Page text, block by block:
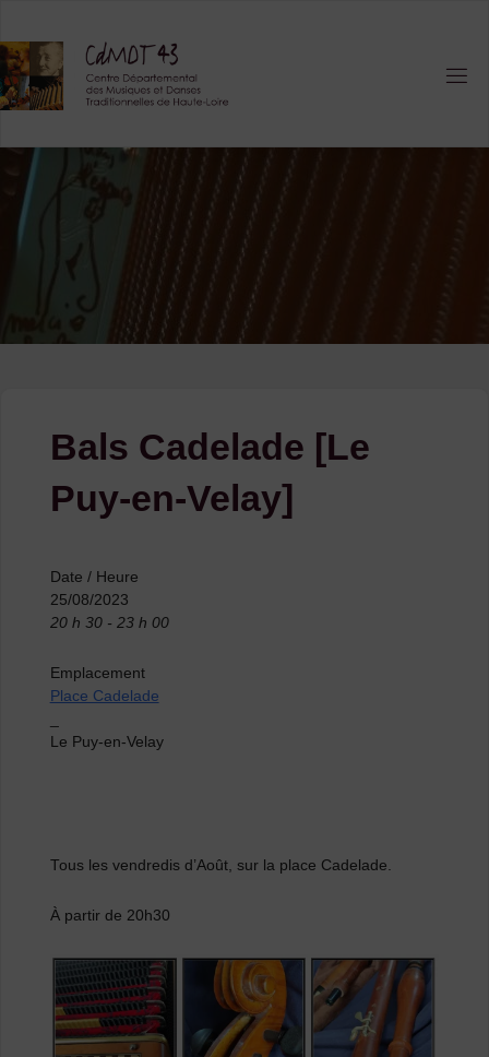
content
Bals Cadelade [Le
Puy-en-Velay]
Date / Heure
25/08/2023
20 h 30 - 23 h 00
Emplacement
Place Cadelade
Le Puy-en-Velay
Tous les vendredis d’Août, sur la place Cadelade.
À partir de 20h30